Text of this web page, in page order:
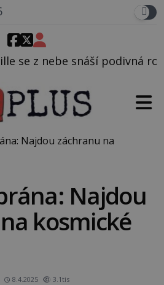
rosolovitá látka
Najdou záchranu na
Najdou
kosmické
8.4.2025 3.1tis